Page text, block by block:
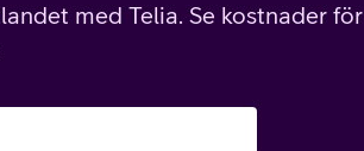
Ladda kontantkort
med Telia. Se kostnader för